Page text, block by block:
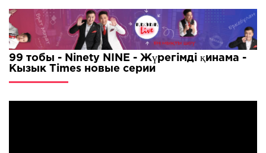
99 тобы - Ninety NINE - Жүрегімді қинама -
Кызык Times новые серии